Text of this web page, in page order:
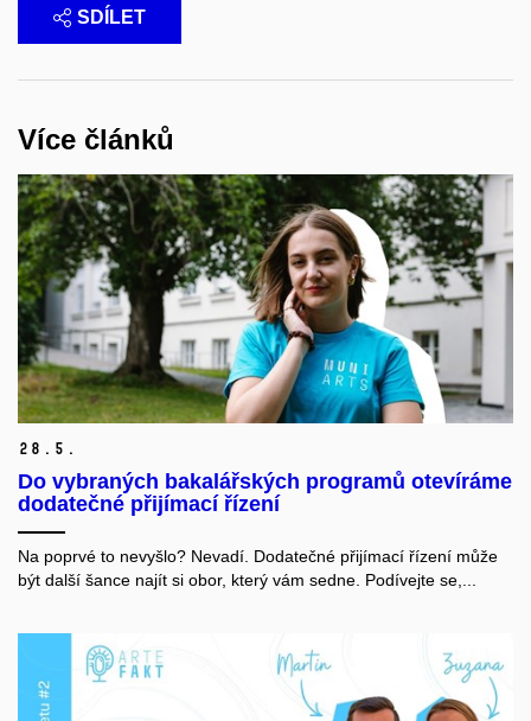
SDÍLET
Více článků
28. 5.
Do vybraných bakalářských programů otevíráme
dodatečné přijímací řízení
Na poprvé to nevyšlo? Nevadí. Dodatečné přijímací řízení může
být další šance najít si obor, který vám sedne. Podívejte se,...